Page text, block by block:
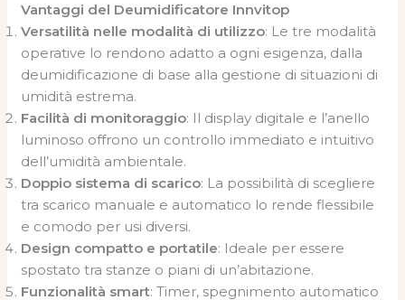
Vantaggi del Deumidificatore Innvitop
Versatilità nelle modalità di utilizzo: Le tre modalità
operative lo rendono adatto a ogni esigenza, dalla
deumidificazione di base alla gestione di situazioni di
umidità estrema.
Facilità di monitoraggio: Il display digitale e l’anello
luminoso offrono un controllo immediato e intuitivo
dell’umidità ambientale.
Doppio sistema di scarico: La possibilità di scegliere
tra scarico manuale e automatico lo rende flessibile
e comodo per usi diversi.
Design compatto e portatile: Ideale per essere
spostato tra stanze o piani di un’abitazione.
Funzionalità smart: Timer, spegnimento automatico